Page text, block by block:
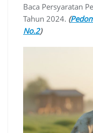
Baca Persyaratan
Tahun 2024. (
No.2)